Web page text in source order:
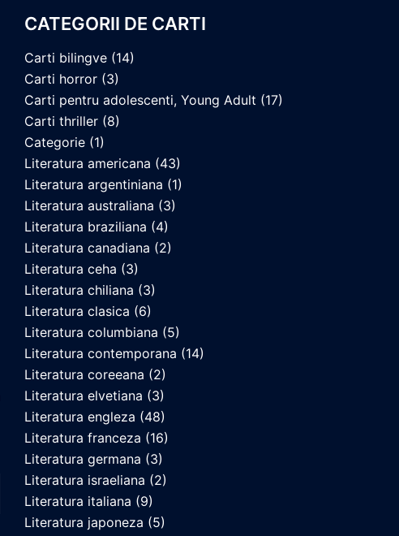
CATEGORII DE CARTI
Carti bilingve (14)
Carti horror (3)
Carti pentru adolescenti, Young Adult (17)
Carti thriller (8)
Categorie (1)
Literatura americana (43)
Literatura argentiniana (1)
Literatura australiana (3)
Literatura braziliana (4)
Literatura canadiana (2)
Literatura ceha (3)
Literatura chiliana (3)
Literatura clasica (6)
Literatura columbiana (5)
Literatura contemporana (14)
Literatura coreeana (2)
Literatura elvetiana (3)
Literatura engleza (48)
Literatura franceza (16)
Literatura germana (3)
Literatura israeliana (2)
Literatura italiana (9)
Literatura japoneza (5)